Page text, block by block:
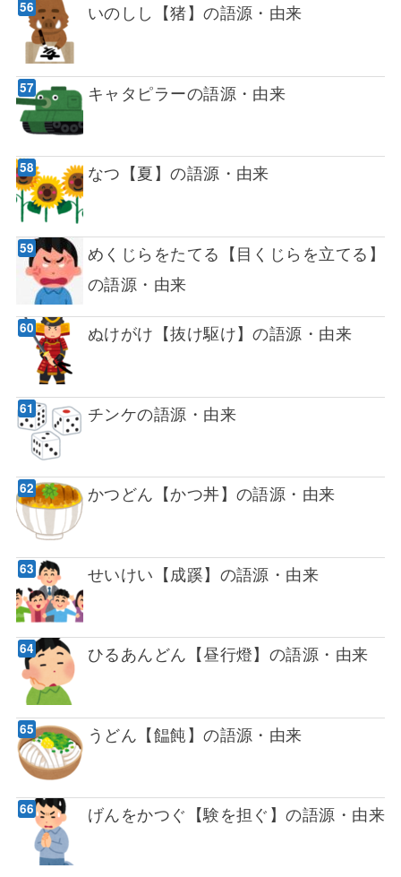
いのしし【猪】の語源・由来
キャタピラーの語源・由来
なつ【夏】の語源・由来
めくじらをたてる【目くじらを立てる】
の語源・由来
ぬけがけ【抜け駆け】の語源・由来
チンケの語源・由来
かつどん【かつ丼】の語源・由来
せいけい【成蹊】の語源・由来
ひるあんどん【昼行燈】の語源・由来
うどん【饂飩】の語源・由来
げんをかつぐ【験を担ぐ】の語源・由来